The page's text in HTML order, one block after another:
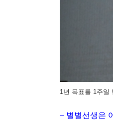
1년 목표를 1주일
– 별별선생은